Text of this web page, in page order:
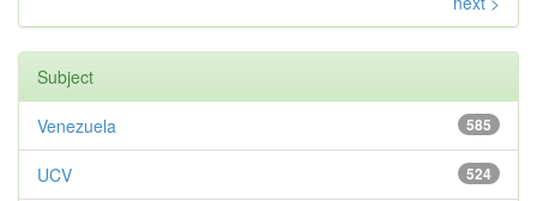
Subject
585
Venezuela
524
UCV